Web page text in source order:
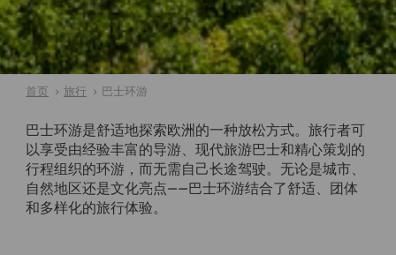
首页 旅行 巴士环游
巴士环游是舒适地探索欧洲的一种放松方式。旅行者可
以享受由经验丰富的导游、现代旅游巴士和精心策划的
行程组织的环游，而无需自己长途驾驶。无论是城市、
自然地区还是文化亮点——巴士环游结合了舒适、团体
和多样化的旅行体验。